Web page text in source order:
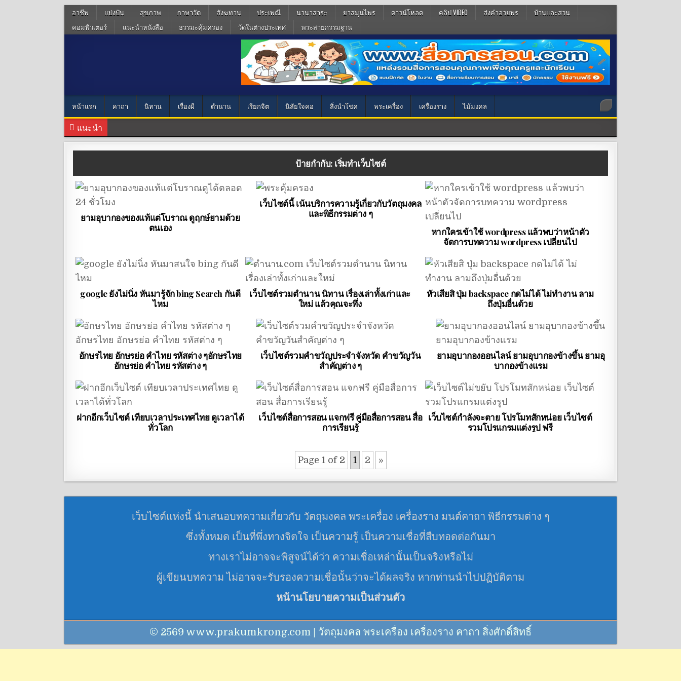
อาชีพ แบ่งปัน สุขภาพ ภาษาวัด สังฆทาน ประเพณี นานาสาระ ยาสมุนไพร ดาวน์โหลด คลิป VIDEO ส่งคำอวยพร
บ้านและสวน
คอมพิวเตอร์
แนะนำหนังสือ ธรรมะคุ้มครอง วัดในต่างประเทศ พระสายกรรมฐาน
หน้าแรก คาถา นิทาน เรื่องผี ตำนาน เรียกจิต นิสัยใจคอ สิ่งนำโชค พระเครื่อง เครื่องราง ไม้มงคล
แนะนำ
ป้ายกำกับ: เริ่มทำเว็บไซต์
ยามอุบากองของแท้แต่โบราณ ดูฤกษ์ยามด้วย
ตนเอง
เว็บไซต์นี้ เน้นบริการความรู้เกี่ยวกับวัตถุมงคล
และพิธีกรรมต่าง ๆ
หากใครเข้าใช้ wordpress แล้วพบว่าหน้าตัว
จัดการบทความ wordpress เปลี่ยนไป
google ยังไม่นิ่ง หันมารู้จัก bing Search กันดี
ไหม
เว็บไซต์รวมตำนาน นิทาน เรื่องเล่าทั้งเก่าและ
ใหม่ แล้วคุณจะทึ่ง
หัวเสียสิ ปุ่ม backspace กดไม่ได้ ไม่ทำงาน ลาม
ถึงปุ่มอื่นด้วย
อักษรไทย อักษรย่อ คำไทย รหัสต่าง ๆอักษรไทย
อักษรย่อ คำไทย รหัสต่าง ๆ
เว็บไซต์รวมคำขวัญประจำจังหวัด คำขวัญวัน
สำคัญต่าง ๆ
ยามอุบากองออนไลน์ ยามอุบากองข้างขึ้น ยามอุ
บากองข้างแรม
ฝากอีกเว็บไซต์ เทียบเวลาประเทศไทย ดูเวลาได้
ทั่วโลก
เว็บไซต์สื่อการสอน แจกฟรี คู่มือสื่อการสอน สื่อ
การเรียนรู้
เว็บไซต์กำลังจะตาย โปรโมทสักหน่อย เว็บไซต์
รวมโปรแกรมแต่งรูป ฟรี
Page 1 of 2 1 2 »
เว็บไซต์แห่งนี้ นำเสนอบทความเกี่ยวกับ วัตถุมงคล พระเครื่อง เครื่องราง มนต์คาถา พิธีกรรมต่าง ๆ
ซึ่งทั้งหมด เป็นที่พึ่งทางจิตใจ เป็นความรู้ เป็นความเชื่อที่สืบทอดต่อกันมา
ทางเราไม่อาจจะพิสูจน์ได้ว่า ความเชื่อเหล่านั้นเป็นจริงหรือไม่
ผู้เขียนบทความ ไม่อาจจะรับรองความเชื่อนั้นว่าจะได้ผลจริง หากท่านนำไปปฏิบัติตาม
หน้านโยบายความเป็นส่วนตัว
© 2569 www.prakumkrong.com | วัตถุมงคล พระเครื่อง เครื่องราง คาถา สิ่งศักดิ์สิทธิ์